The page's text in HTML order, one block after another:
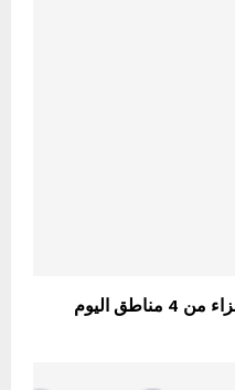
إنذار أحمر.. أمطار غزيرة على أجزاء من 4 مناطق اليوم